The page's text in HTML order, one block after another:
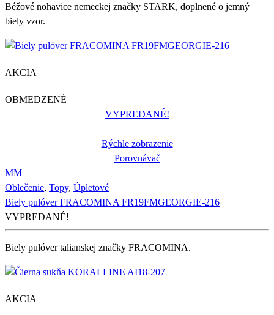
Béžové nohavice nemeckej značky STARK, doplnené o jemný
biely vzor.
AKCIA
OBMEDZENÉ
VYPREDANÉ!
Rýchle zobrazenie
Porovnávač
MM
Oblečenie, Topy, Úpletové
Biely pulóver FRACOMINA FR19FMGEORGIE-216
VYPREDANÉ!
Biely pulóver talianskej značky FRACOMINA.
AKCIA